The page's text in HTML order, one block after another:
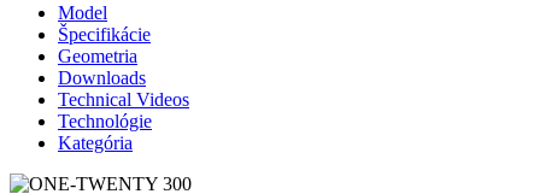
Model
Špecifikácie
Geometria
Downloads
Technical Videos
Technológie
Kategória